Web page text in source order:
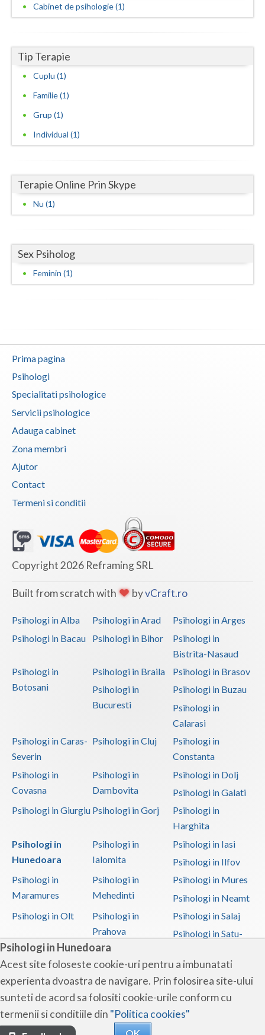
Psihologi in Hunedoara
Acest site foloseste cookie-uri pentru a imbunatati
experienta dvoastra de navigare. Prin folosirea site-ului
sunteti de acord sa folositi cookie-urile conform cu
termenii si conditiile din "Politica cookies"
Olt
Salaj
Sibiu
Suceava
Timis
Tulcea
Vaslui
Vrancea
Cabinet de psihologie (1)
Tip Terapie
Cuplu (1)
Familie (1)
Grup (1)
Individual (1)
Terapie Online Prin Skype
Nu (1)
Sex Psiholog
Feminin (1)
Prima pagina
Psihologi
Specialitati psihologice
Servicii psihologice
Adauga cabinet
Zona membri
Ajutor
Contact
Termeni si conditii
Copyright 2026 Reframing SRL
Built from scratch with byvCraft.ro
Psihologi in Alba Psihologi in Arad
Psihologi in Arges
Psihologi in Bacau
Psihologi in Bihor
Psihologi in
Bistrita-Nasaud
Psihologi in
Botosani
Psihologi in Braila
Psihologi in Brasov
Psihologi in
Bucuresti
Psihologi in Buzau
Psihologi in
Calarasi
Psihologi in Caras-
Severin
Psihologi in Cluj
Psihologi in
Constanta
Psihologi in
Covasna
Psihologi in
Dambovita
Psihologi in Dolj
Psihologi in Galati
Psihologi in Giurgiu Psihologi in Gorj
Psihologi in
Harghita
Psihologi in
Hunedoara
Psihologi in
Ialomita
Psihologi in Iasi
Psihologi in Ilfov
Psihologi in
Maramures
Psihologi in
Mehedinti
Psihologi in Mures
Psihologi in Neamt
Psihologi in Olt
Psihologi in
Prahova
Psihologi in Salaj
Psihologi in Satu-
Psihologi in Sibiu
Psihologi in
Suceava
Psihologi in
Teleorman
Psihologi in Timis
Psihologi in Tulcea Psihologi in Valcea
Psihologi in Vaslui
Psihologi in